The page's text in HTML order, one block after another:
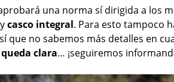
una norma sí dirigida a los
ycasco integral. Para esto tampoco
que no sabemos más detalles en
clara… ¡seguiremos